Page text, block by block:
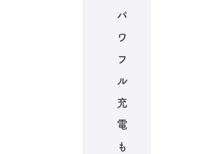
パ
ワ
フ
ル
充
電
も